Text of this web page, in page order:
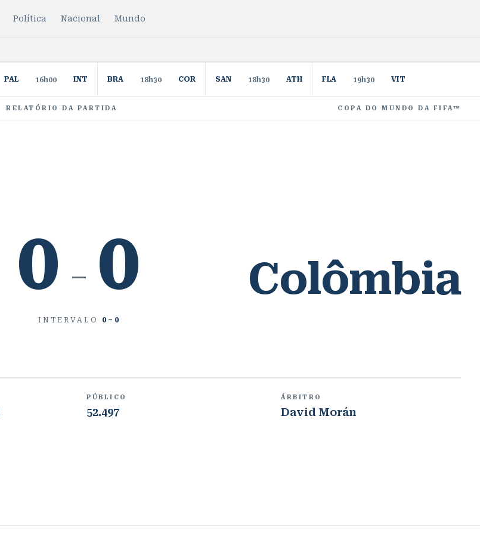
Política Nacional Mundo
PAL 16h00 INT BRA 18h30 COR SAN 18h30 ATH FLA 19h30 VIT
RELATÓRIO DA PARTIDA COPA DO MUNDO DA FIFA™
0 – 0 Colômbia
INTERVALO 0 – 0
PÚBLICO
52.497
ÁRBITRO
David Morán